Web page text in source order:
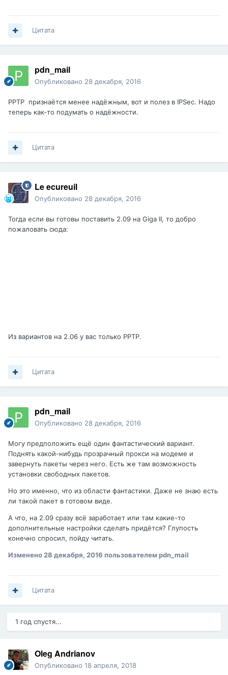
Цитата
pdn_mail
Опубликовано 28 декабря, 2016
PPTP признаётся менее надёжным, вот и полез в IPSec. Надо
теперь как-то подумать о надёжности.
Цитата
Le ecureuil
Опубликовано 28 декабря, 2016
Тогда если вы готовы поставить 2.09 на Giga II, то добро
пожаловать сюда:
Из вариантов на 2.06 у вас только PPTP.
Цитата
pdn_mail
Опубликовано 28 декабря, 2016
Могу предположить ещё один фантастический вариант.
Поднять какой-нибудь прозрачный прокси на модеме и
завернуть пакеты через него. Есть же там возможность
установки свободных пакетов.
Но это именно, что из области фантастики. Даже не знаю есть
ли такой пакет в готовом виде.
А что, на 2.09 сразу всё заработает или там какие-то
дополнительные настройки сделать придётся? Глупость
конечно спросил, пойду читать.
Изменено28 декабря, 2016 пользователем pdn_mail
Цитата
1 год спустя...
Oleg Andrianov
Опубликовано 18 апреля, 2018